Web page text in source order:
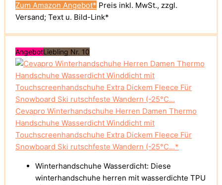
Zum Amazon Angebot* Preis inkl. MwSt., zzgl.
Versand; Text u. Bild-Link*
AngebotLiebling Nr. 10
Cevapro Winterhandschuhe Herren Damen Thermo
Handschuhe Wasserdicht Winddicht mit
Touchscreenhandschuhe Extra Dickem Fleece Für
Snowboard Ski rutschfeste Wandern (-25°C...*
Winterhandschuhe Wasserdicht: Diese
winterhandschuhe herren mit wasserdichte TPU